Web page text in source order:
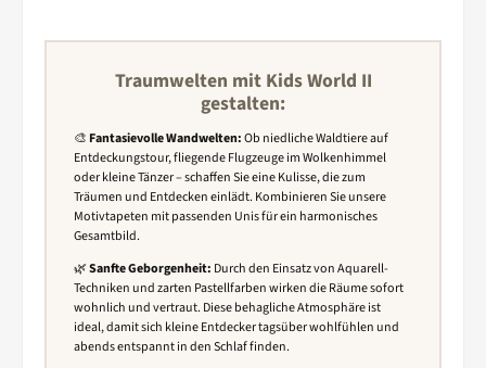
Traumwelten mit Kids World II
gestalten:
🎨 Fantasievolle Wandwelten:Ob niedliche Waldtiere auf
Entdeckungstour, fliegende Flugzeuge im Wolkenhimmel
oder kleine Tänzer – schaffen Sie eine Kulisse, die zum
Träumen und Entdecken einlädt. Kombinieren Sie unsere
Motivtapeten mit passenden Unis für ein harmonisches
Gesamtbild.
🌿Sanfte Geborgenheit: Durch den Einsatz von Aquarell-
Techniken und zarten Pastellfarben wirken die Räume sofort
wohnlich und vertraut. Diese behagliche Atmosphäre ist
ideal, damit sich kleine Entdecker tagsüber wohlfühlen und
abends entspannt in den Schlaf finden.